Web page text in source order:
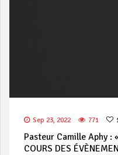
Sep 23, 2022 771
Pasteur Camille Aphy :
COURS DES